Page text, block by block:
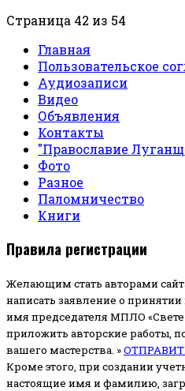
Страница 42 из 54
Главная
Пользовательское
Аудиозаписи
Видео
Объявления
Контакты
"Православие
Фото
Разное
Паломничество
Книги
Правила регистрации
Желающим стать авторами
написать заявление о
имя председателя МПЛО «Свете
приложить авторские работы,
вашего мастерства. »
Кроме этого, при создании
настоящие имя и фамилию,